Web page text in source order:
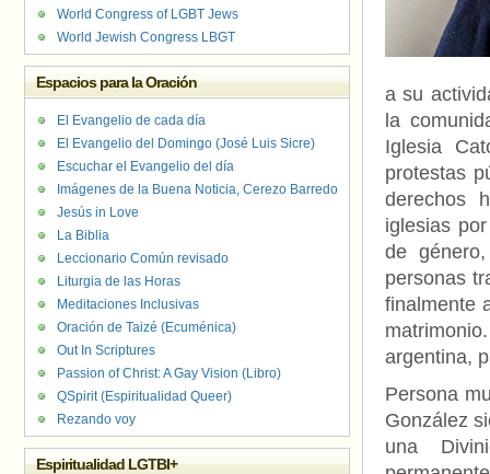
a su
la
Iglesia
protestas
derechos
iglesias
de
personas
finalmente
argentina,
Persona
González
una
World Congress of LGBT Jews
World Jewish Congress LBGT
Espacios para la Oración
El Evangelio de cada día
El Evangelio del Domingo (José Luis Sicre)
Escuchar el Evangelio del día
Imágenes de la Buena Noticia, Cerezo Barredo
Jesús in Love
La Biblia
Leccionario Común revisado
Liturgia de las Horas
Meditaciones Inclusivas
Oración de Taizé (Ecuménica)
Out In Scriptures
Passion of Christ: A Gay Vision (Libro)
QSpirit (Espiritualidad Queer)
Rezando voy
Espiritualidad LGTBI+